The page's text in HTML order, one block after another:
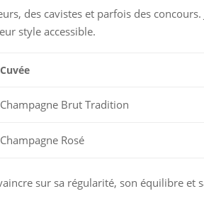
des cavistes et parfois des
style accessible.
Cuvée
Champagne Brut Tradition
Champagne Rosé
sur sa régularité, son équilibre et